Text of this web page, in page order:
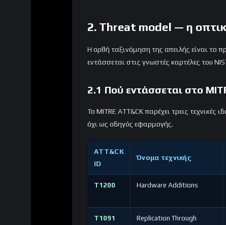
2. Threat model — η
Η ορθή ταξινόμηση της απειλής είναι το
εντάσσεται στις γνωστές καρτέλες του
2.1 Πού εντάσσεται στο
Το MITRE ATT&CK παρέχει τρεις
όχι ως οδηγός εφαρμογής.
ATT&CK
ID
Όνομα τεχνικής
T1200 Hardware Additions
T1091
Replication Through